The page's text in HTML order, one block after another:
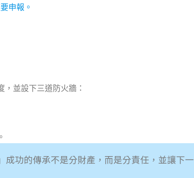
申報。
並設下三道防火牆：
成功的傳承不是分財產，而是分責任，並讓下一